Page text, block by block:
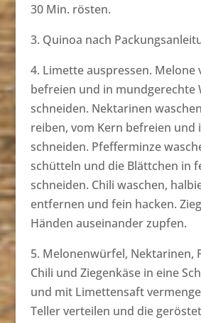
30 Min. rösten.
3. Quinoa nach
4. Limette auspressen. Melone
befreien und in mundgerechte
schneiden. Nektarinen
reiben, vom Kern befreien und
schneiden. Pfefferminze
schütteln und die Blättchen in
schneiden. Chili waschen,
entfernen und fein hacken.
Händen auseinander zupfen.
5. Melonenwürfel, Nektarinen,
Chili und Ziegenkäse in eine
und mit Limettensaft
Teller verteilen und die